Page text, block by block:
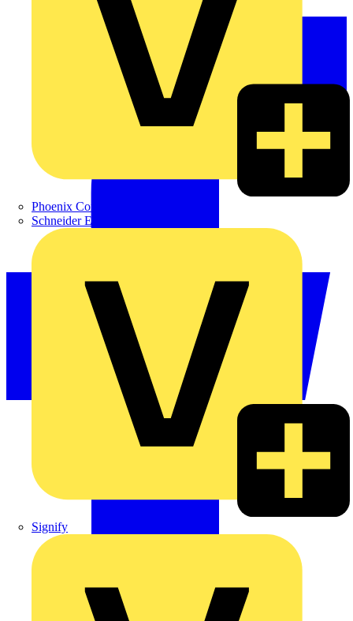
Phoenix Contact
Schneider Electric
Signify